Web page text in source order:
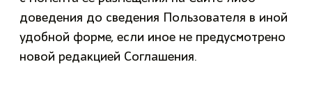
доведения до сведения Пользователя в иной
удобной форме, если иное не предусмотрено
новой редакцией Соглашения.